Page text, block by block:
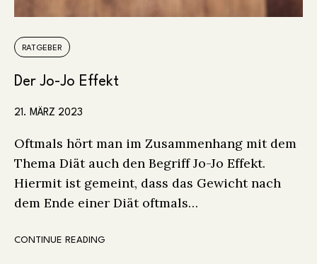
RATGEBER
Der Jo-Jo Effekt
21. MÄRZ 2023
Oftmals hört man im Zusammenhang mit dem
Thema Diät auch den Begriff Jo-Jo Effekt.
Hiermit ist gemeint, dass das Gewicht nach
dem Ende einer Diät oftmals…
CONTINUE READING